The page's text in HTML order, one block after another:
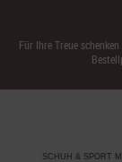
Für Ihre Treue
SCHUH & SPORT